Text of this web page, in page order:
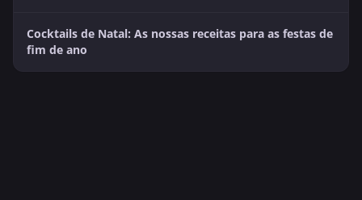
Cocktails de Natal: As nossas receitas para as festas de
fim de ano